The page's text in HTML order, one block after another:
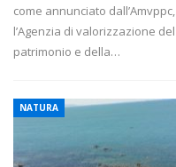
come annunciato dall’Amvppc,
l’Agenzia di valorizzazione del
patrimonio e della…
NATURA